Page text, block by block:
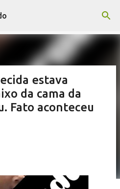
principal
estava
da cama da
Fato aconteceu